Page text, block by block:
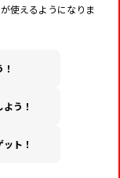
使えるようになりま
う！
ト！